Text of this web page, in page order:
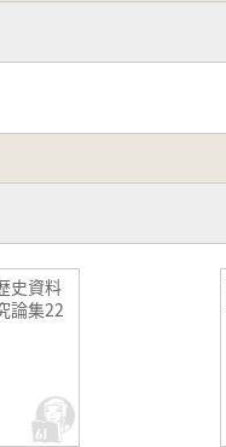
史資料
論集22